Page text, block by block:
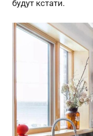
будут кстати.